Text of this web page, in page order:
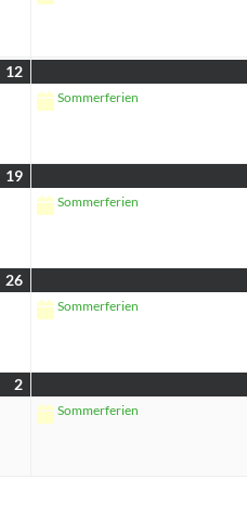
12
Sommerferien
19
Sommerferien
26
Sommerferien
2
Sommerferien